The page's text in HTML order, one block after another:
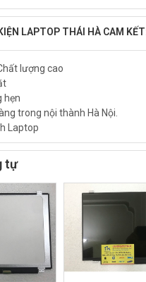
LAPTOP THÁI HÀ CAM
lượng cao
hẹn
trong nội thành Hà Nội.
Laptop
tự